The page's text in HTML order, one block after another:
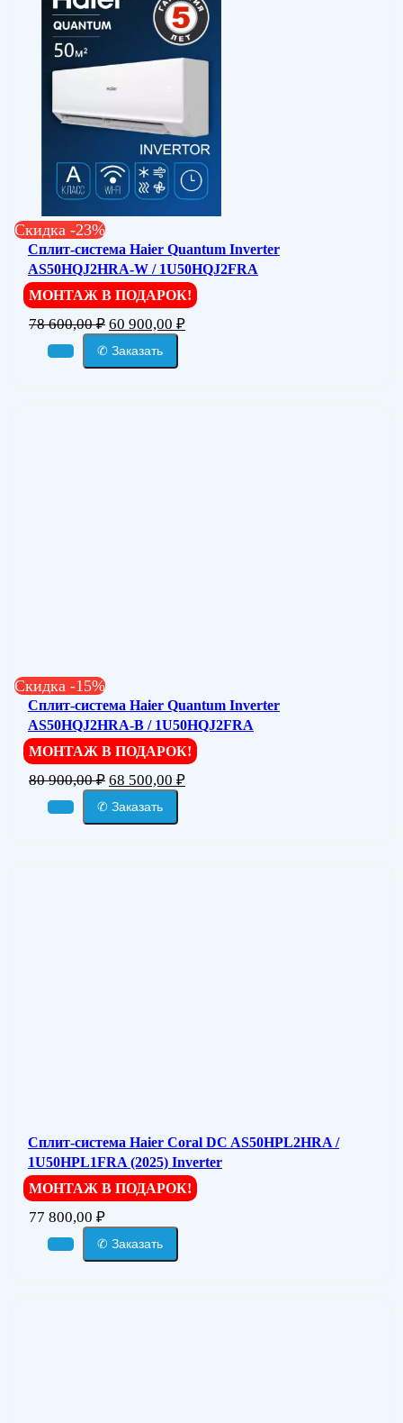
Скидка -23%
Сплит-система Haier Quantum Inverter
AS50HQJ2HRA-W / 1U50HQJ2FRA
МОНТАЖ В ПОДАРОК!
78 600,00₽ 60 900,00 ₽
✆ Заказать
Скидка -15%
Сплит-система Haier Quantum Inverter
AS50HQJ2HRA-B / 1U50HQJ2FRA
МОНТАЖ В ПОДАРОК!
80 900,00₽ 68 500,00 ₽
✆ Заказать
Сплит-система Haier Coral DC AS50HPL2HRA /
1U50HPL1FRA (2025) Inverter
МОНТАЖ В ПОДАРОК!
77 800,00 ₽
✆ Заказать